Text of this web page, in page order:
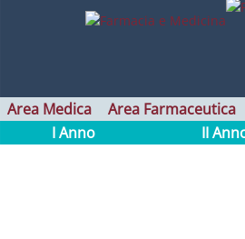
Area Medica Area Farmaceutica
I Anno
II